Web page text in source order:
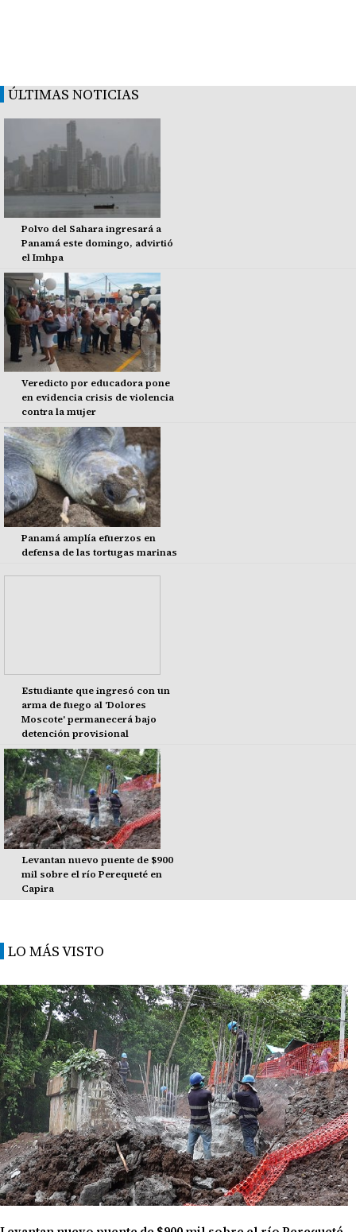
ÚLTIMAS NOTICIAS
Polvo del Sahara ingresará a
Panamá este domingo, advirtió
el Imhpa
Veredicto por educadora pone
en evidencia crisis de violencia
contra la mujer
Panamá amplía efuerzos en
defensa de las tortugas marinas
Estudiante que ingresó con un
arma de fuego al 'Dolores
Moscote' permanecerá bajo
detención provisional
Levantan nuevo puente de $900
mil sobre el río Perequeté en
Capira
LO MÁS VISTO